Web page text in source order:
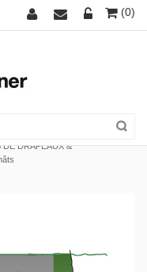
(0)
DE DRAPEAUX &